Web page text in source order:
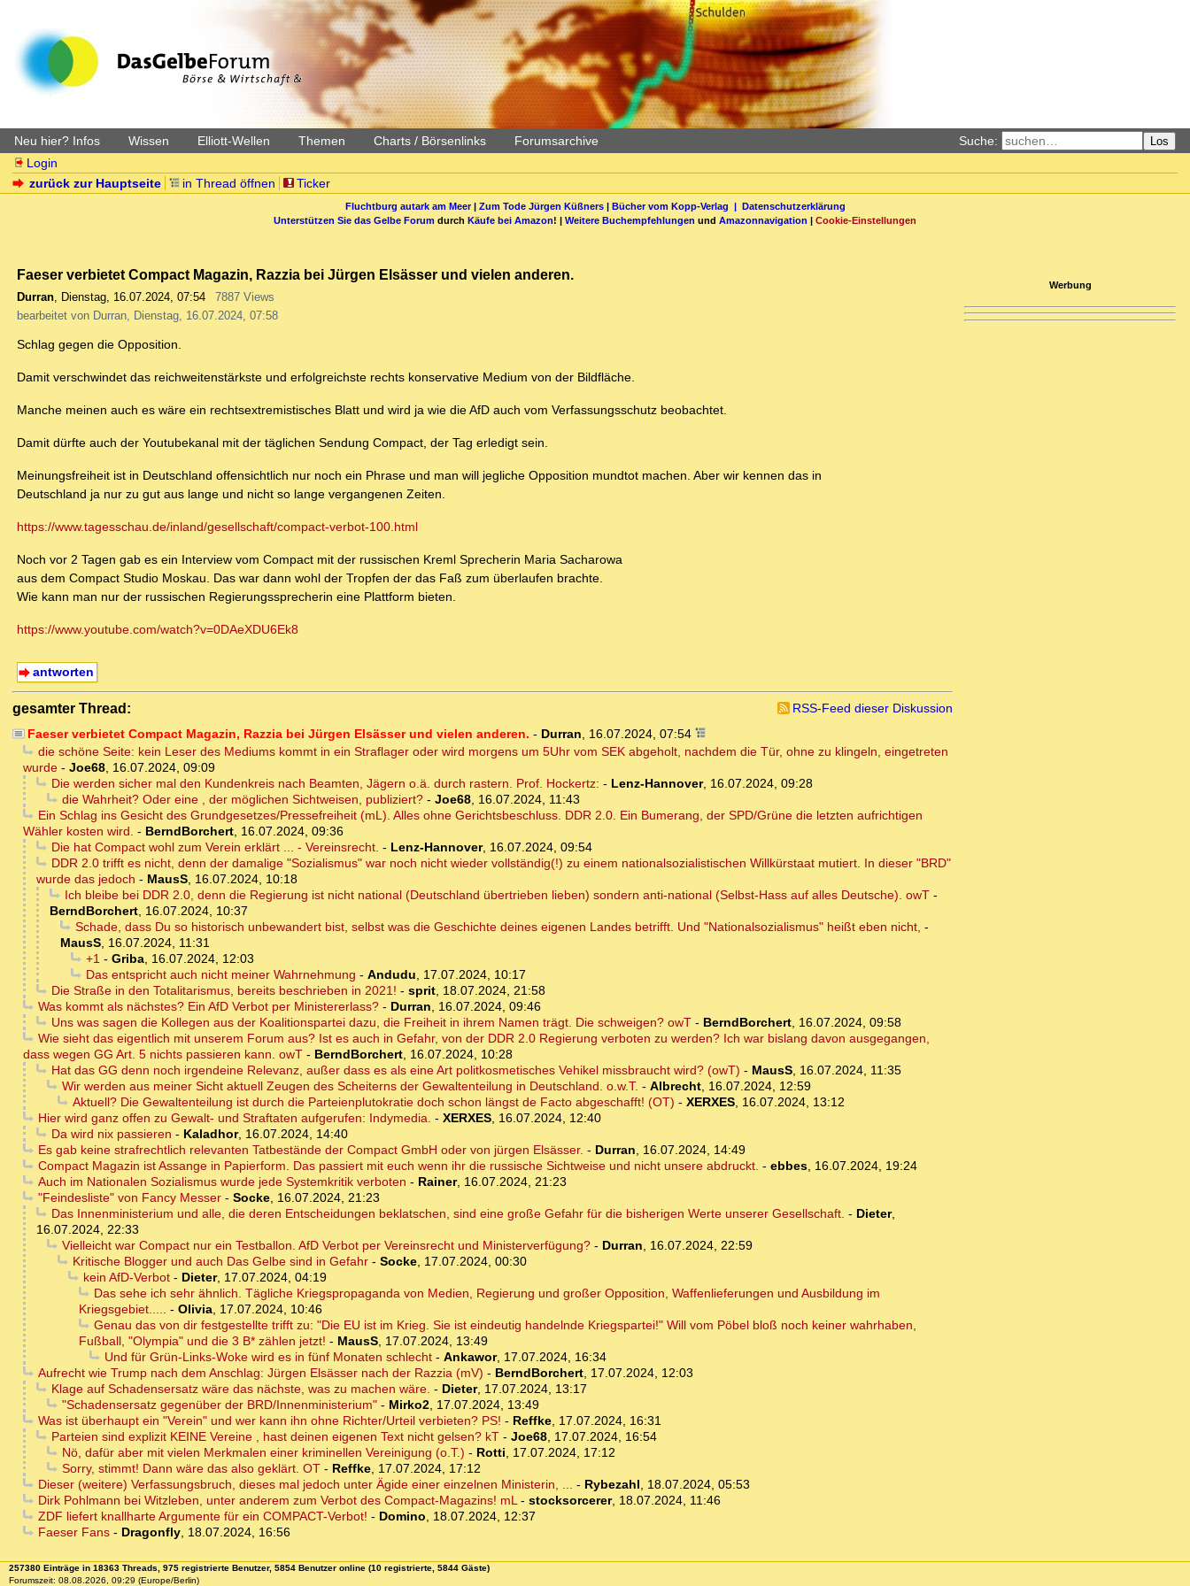
Neu hier? Infos Wissen Elliott-Wellen Themen Charts / Börsenlinks Forumsarchive Suche: Los
Login
zurück zur Hauptseite
in Thread öffnen Ticker
Fluchtburg autark am Meer| Zum Tode Jürgen Küßners| Bücher vom Kopp-Verlag | Datenschutzerklärung
Unterstützen Sie das Gelbe Forum durch Käufe bei Amazon! | Weitere Buchempfehlungen und Amazonnavigation | Cookie-Einstellungen
Faeser verbietet Compact Magazin, Razzia bei Jürgen Elsässer und vielen anderen.
Durran, Dienstag, 16.07.2024, 07:54
7887 Views
bearbeitet von Durran, Dienstag, 16.07.2024, 07:58
Schlag gegen die Opposition.
Damit verschwindet das reichweitenstärkste und erfolgreichste rechts konservative Medium von der Bildfläche.
Manche meinen auch es wäre ein rechtsextremistisches Blatt und wird ja wie die AfD auch vom Verfassungsschutz beobachtet.
Damit dürfte auch der Youtubekanal mit der täglichen Sendung Compact, der Tag erledigt sein.
Meinungsfreiheit ist in Deutschland offensichtlich nur noch ein Phrase und man will jegliche Opposition mundtot machen. Aber wir kennen das in
Deutschland ja nur zu gut aus lange und nicht so lange vergangenen Zeiten.
https://www.tagesschau.de/inland/gesellschaft/compact-verbot-100.html
Noch vor 2 Tagen gab es ein Interview vom Compact mit der russischen Kreml Sprecherin Maria Sacharowa
aus dem Compact Studio Moskau. Das war dann wohl der Tropfen der das Faß zum überlaufen brachte.
Wie kann man nur der russischen Regierungssprecherin eine Plattform bieten.
https://www.youtube.com/watch?v=0DAeXDU6Ek8
antworten
gesamter Thread:
RSS-Feed dieser Diskussion
Faeser verbietet Compact Magazin, Razzia bei Jürgen Elsässer und vielen anderen. - Durran, 16.07.2024, 07:54
die schöne Seite: kein Leser des Mediums kommt in ein Straflager oder wird morgens um 5Uhr vom SEK abgeholt, nachdem die Tür, ohne zu klingeln, eingetreten
wurde - Joe68, 16.07.2024, 09:09
Die werden sicher mal den Kundenkreis nach Beamten, Jägern o.ä. durch rastern. Prof. Hockertz: - Lenz-Hannover, 16.07.2024, 09:28
die Wahrheit? Oder eine , der möglichen Sichtweisen, publiziert?- Joe68, 16.07.2024, 11:43
Ein Schlag ins Gesicht des Grundgesetzes/Pressefreiheit (mL). Alles ohne Gerichtsbeschluss. DDR 2.0. Ein Bumerang, der SPD/Grüne die letzten aufrichtigen
Wähler kosten wird. - BerndBorchert, 16.07.2024, 09:36
Die hat Compact wohl zum Verein erklärt ... - Vereinsrecht. - Lenz-Hannover, 16.07.2024, 09:54
DDR 2.0 trifft es nicht, denn der damalige "Sozialismus" war noch nicht wieder vollständig(!) zu einem nationalsozialistischen Willkürstaat mutiert. In dieser "BRD"
wurde das jedoch - MausS, 16.07.2024, 10:18
Ich bleibe bei DDR 2.0, denn die Regierung ist nicht national (Deutschland übertrieben lieben) sondern anti-national (Selbst-Hass auf alles Deutsche). owT-
BerndBorchert, 16.07.2024, 10:37
Schade, dass Du so historisch unbewandert bist, selbst was die Geschichte deines eigenen Landes betrifft. Und "Nationalsozialismus" heißt eben nicht, -
MausS, 16.07.2024, 11:31
+1- Griba, 16.07.2024, 12:03
Das entspricht auch nicht meiner Wahrnehmung - Andudu, 17.07.2024, 10:17
Die Straße in den Totalitarismus, bereits beschrieben in 2021! - sprit, 18.07.2024, 21:58
Was kommt als nächstes? Ein AfD Verbot per Ministererlass?- Durran, 16.07.2024, 09:46
Uns was sagen die Kollegen aus der Koalitionspartei dazu, die Freiheit in ihrem Namen trägt. Die schweigen? owT- BerndBorchert, 16.07.2024, 09:58
Wie sieht das eigentlich mit unserem Forum aus? Ist es auch in Gefahr, von der DDR 2.0 Regierung verboten zu werden? Ich war bislang davon ausgegangen,
dass wegen GG Art. 5 nichts passieren kann. owT - BerndBorchert, 16.07.2024, 10:28
Hat das GG denn noch irgendeine Relevanz, außer dass es als eine Art politkosmetisches Vehikel missbraucht wird? (owT) - MausS, 16.07.2024, 11:35
Wir werden aus meiner Sicht aktuell Zeugen des Scheiterns der Gewaltenteilung in Deutschland. o.w.T. - Albrecht, 16.07.2024, 12:59
Aktuell? Die Gewaltenteilung ist durch die Parteienplutokratie doch schon längst de Facto abgeschafft! (OT) - XERXES, 16.07.2024, 13:12
Hier wird ganz offen zu Gewalt- und Straftaten aufgerufen: Indymedia. - XERXES, 16.07.2024, 12:40
Da wird nix passieren - Kaladhor, 16.07.2024, 14:40
Es gab keine strafrechtlich relevanten Tatbestände der Compact GmbH oder von jürgen Elsässer. - Durran, 16.07.2024, 14:49
Compact Magazin ist Assange in Papierform. Das passiert mit euch wenn ihr die russische Sichtweise und nicht unsere abdruckt. - ebbes, 16.07.2024, 19:24
Auch im Nationalen Sozialismus wurde jede Systemkritik verboten - Rainer, 16.07.2024, 21:23
"Feindesliste" von Fancy Messer- Socke, 16.07.2024, 21:23
Das Innenministerium und alle, die deren Entscheidungen beklatschen, sind eine große Gefahr für die bisherigen Werte unserer Gesellschaft. - Dieter,
16.07.2024, 22:33
Vielleicht war Compact nur ein Testballon. AfD Verbot per Vereinsrecht und Ministerverfügung?- Durran, 16.07.2024, 22:59
Kritische Blogger und auch Das Gelbe sind in Gefahr- Socke, 17.07.2024, 00:30
kein AfD-Verbot- Dieter, 17.07.2024, 04:19
Das sehe ich sehr ähnlich. Tägliche Kriegspropaganda von Medien, Regierung und großer Opposition, Waffenlieferungen und Ausbildung im
Kriegsgebiet..... - Olivia, 17.07.2024, 10:46
Genau das von dir festgestellte trifft zu: "Die EU ist im Krieg. Sie ist eindeutig handelnde Kriegspartei!" Will vom Pöbel bloß noch keiner wahrhaben,
Fußball, "Olympia" und die 3 B* zählen jetzt! - MausS, 17.07.2024, 13:49
Und für Grün-Links-Woke wird es in fünf Monaten schlecht- Ankawor, 17.07.2024, 16:34
Aufrecht wie Trump nach dem Anschlag: Jürgen Elsässer nach der Razzia (mV) - BerndBorchert, 17.07.2024, 12:03
Klage auf Schadensersatz wäre das nächste, was zu machen wäre. - Dieter, 17.07.2024, 13:17
"Schadensersatz gegenüber der BRD/Innenministerium"- Mirko2, 17.07.2024, 13:49
Was ist überhaupt ein "Verein" und wer kann ihn ohne Richter/Urteil verbieten? PS! - Reffke, 17.07.2024, 16:31
Parteien sind explizit KEINE Vereine , hast deinen eigenen Text nicht gelsen? kT- Joe68, 17.07.2024, 16:54
Nö, dafür aber mit vielen Merkmalen einer kriminellen Vereinigung (o.T.) - Rotti, 17.07.2024, 17:12
Sorry, stimmt! Dann wäre das also geklärt. OT- Reffke, 17.07.2024, 17:12
Dieser (weitere) Verfassungsbruch, dieses mal jedoch unter Ägide einer einzelnen Ministerin, ... - Rybezahl, 18.07.2024, 05:53
Dirk Pohlmann bei Witzleben, unter anderem zum Verbot des Compact-Magazins! mL- stocksorcerer, 18.07.2024, 11:46
ZDF liefert knallharte Argumente für ein COMPACT-Verbot! - Domino, 18.07.2024, 12:37
Faeser Fans- Dragonfly, 18.07.2024, 16:56
Werbung
257380 Einträge in 18363 Threads, 975 registrierte Benutzer, 5854 Benutzer online (10 registrierte, 5844 Gäste)
Forumszeit: 08.08.2026, 09:29 (Europe/Berlin)